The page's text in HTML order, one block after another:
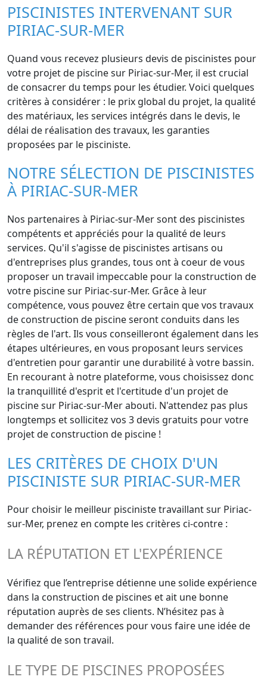
PISCINISTES INTERVENANT SUR
PIRIAC-SUR-MER
Quand vous recevez plusieurs devis de piscinistes pour
votre projet de piscine sur Piriac-sur-Mer, il est crucial
de consacrer du temps pour les étudier. Voici quelques
critères à considérer : le prix global du projet, la qualité
des matériaux, les services intégrés dans le devis, le
délai de réalisation des travaux, les garanties
proposées par le pisciniste.
NOTRE SÉLECTION DE PISCINISTES
À PIRIAC-SUR-MER
Nos partenaires à Piriac-sur-Mer sont des piscinistes
compétents et appréciés pour la qualité de leurs
services. Qu'il s'agisse de piscinistes artisans ou
d'entreprises plus grandes, tous ont à coeur de vous
proposer un travail impeccable pour la construction de
votre piscine sur Piriac-sur-Mer. Grâce à leur
compétence, vous pouvez être certain que vos travaux
de construction de piscine seront conduits dans les
règles de l'art. Ils vous conseilleront également dans les
étapes ultérieures, en vous proposant leurs services
d'entretien pour garantir une durabilité à votre bassin.
En recourant à notre plateforme, vous choisissez donc
la tranquillité d'esprit et l'certitude d'un projet de
piscine sur Piriac-sur-Mer abouti. N'attendez pas plus
longtemps et sollicitez vos 3 devis gratuits pour votre
projet de construction de piscine !
LES CRITÈRES DE CHOIX D'UN
PISCINISTE SUR PIRIAC-SUR-MER
Pour choisir le meilleur pisciniste travaillant sur Piriac-
sur-Mer, prenez en compte les critères ci-contre :
LA RÉPUTATION ET L'EXPÉRIENCE
Vérifiez que l’entreprise détienne une solide expérience
dans la construction de piscines et ait une bonne
réputation auprès de ses clients. N’hésitez pas à
demander des références pour vous faire une idée de
la qualité de son travail.
LE TYPE DE PISCINES PROPOSÉES